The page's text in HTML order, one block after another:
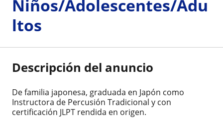
Niños/Adolescentes/Adu
ltos
Descripción del anuncio
De familia japonesa, graduada en Japón como
Instructora de Percusión Tradicional y con
certificación JLPT rendida en origen.